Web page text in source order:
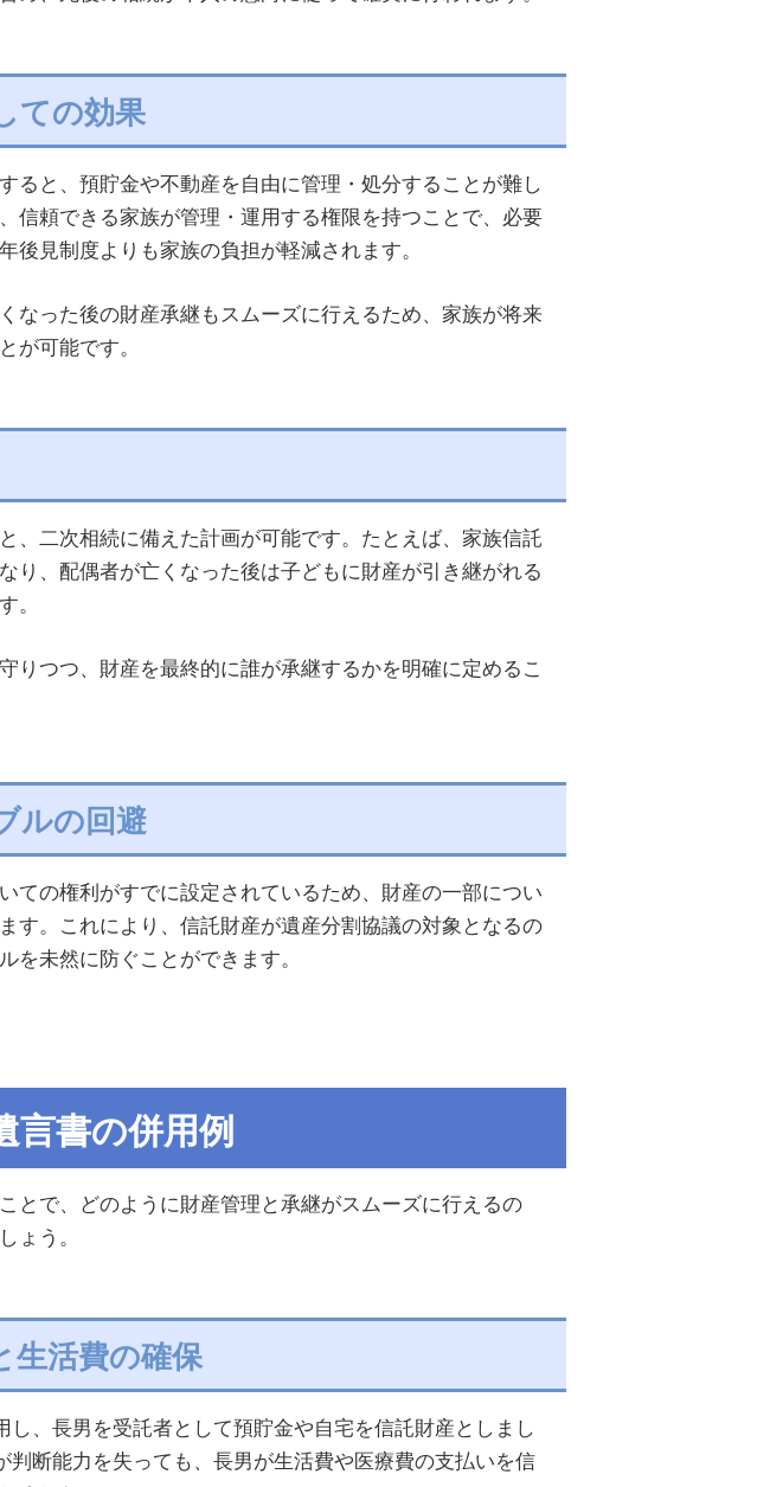
ての効果
ると、預貯金や不動産を自由に管理・処分することが難し
信頼できる家族が管理・運用する権限を持つことで、必要
後見制度よりも家族の負担が軽減されます。
なった後の財産承継もスムーズに行えるため、家族が将来
が可能です。
、二次相続に備えた計画が可能です。たとえば、家族信託
り、配偶者が亡くなった後は子どもに財産が引き継がれる
。
りつつ、財産を最終的に誰が承継するかを明確に定めるこ
ルの回避
ての権利がすでに設定されているため、財産の一部につい
す。これにより、信託財産が遺産分割協議の対象となるの
を未然に防ぐことができます。
言書の併用例
とで、どのように財産管理と承継がスムーズに行えるの
ょう。
生活費の確保
、長男を受託者として預貯金や自宅を信託財産としまし
判断能力を失っても、長男が生活費や医療費の支払いを信